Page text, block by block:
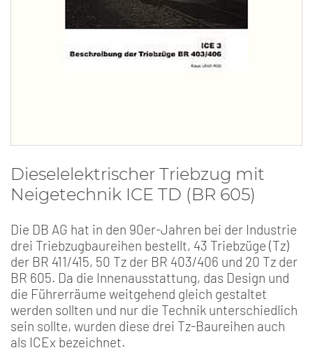
Dieselelektrischer Triebzug mit
Neigetechnik ICE TD (BR 605)
Die DB AG hat in den 90er-Jahren bei der Industrie
drei Triebzugbaureihen bestellt, 43 Triebzüge (Tz)
der BR 411/415, 50 Tz der BR 403/406 und 20 Tz der
BR 605. Da die Innenausstattung, das Design und
die Führerräume weitgehend gleich gestaltet
werden sollten und nur die Technik unterschiedlich
sein sollte, wurden diese drei Tz-Baureihen auch
als ICEx bezeichnet.